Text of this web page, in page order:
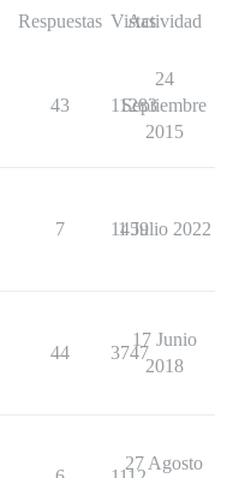
Respuestas Vistas
Actividad
43 11283
24
Septiembre
2015
7 1459
1 Julio 2022
44 3747
17 Junio
2018
27 Agosto